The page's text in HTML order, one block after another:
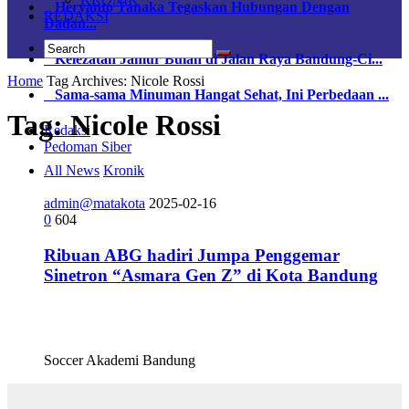
Heryanto Tanaka Tegaskan Hubungan Dengan
Dadan...
Kelezatan Jamur Bulan di Jalan Raya Bandung-Ci...
Sama-sama Minuman Hangat Sehat, Ini Perbedaan ...
Redaksi
Pedoman Siber
REDAKSI
Home Tag Archives: Nicole Rossi
Tag:Nicole Rossi
All News Kronik
admin@matakota 2025-02-16
0 604
Ribuan ABG hadiri Jumpa Penggemar
Sinetron “Asmara Gen Z” di Kota Bandung
Soccer Akademi Bandung